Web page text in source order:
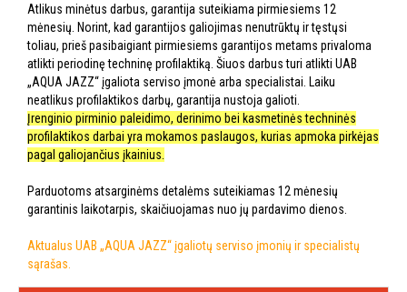
Atlikus minėtus darbus, garantija suteikiama pirmiesiems 12
mėnesių. Norint, kad garantijos galiojimas nenutrūktų ir tęstųsi
toliau, prieš pasibaigiant pirmiesiems garantijos metams privaloma
atlikti periodinę techninę profilaktiką. Šiuos darbus turi atlikti UAB
„AQUA JAZZ“ įgaliota serviso įmonė arba specialistai. Laiku
neatlikus profilaktikos darbų, garantija nustoja galioti.
Įrenginio pirminio paleidimo, derinimo bei kasmetinės techninės
profilaktikos darbai yra mokamos paslaugos, kurias apmoka pirkėjas
pagal galiojančius įkainius.
Parduotoms atsarginėms detalėms suteikiamas 12 mėnesių
garantinis laikotarpis, skaičiuojamas nuo jų pardavimo dienos.
Aktualus UAB „AQUA JAZZ“ įgaliotų serviso įmonių ir specialistų
sąrašas.